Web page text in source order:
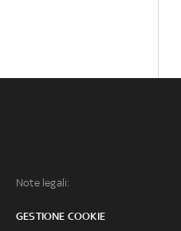
Note legali:
GESTIONE COOKIE